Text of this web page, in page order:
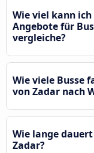
Wie viel kann
Angebote für
vergleiche?
Wie viele Busse
von Zadar nach
Wie lange
Zadar?